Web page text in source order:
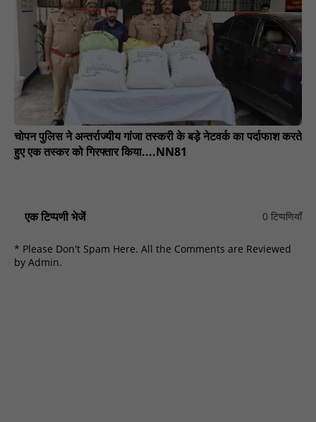
चोपन पुलिस ने अन्तर्राज्यीय गांजा तस्करी के बड़े नेटवर्क का पर्दाफाश करते
हुए एक तस्कर को गिरफ्तार किया....NN81
एक टिप्पणी भेजें 0 टिप्पणियाँ
* Please Don't Spam Here. All the Comments are Reviewed
by Admin.